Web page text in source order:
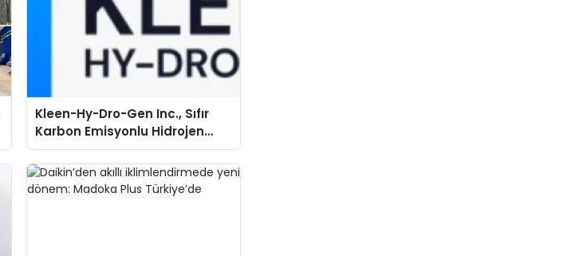
Kleen-Hy-Dro-Gen Inc., Sıfır
Karbon Emisyonlu Hidrojen
Isıtma Teknolojisinde ISO ve
TSSA Düzenleyici Onaylarını
Aldı